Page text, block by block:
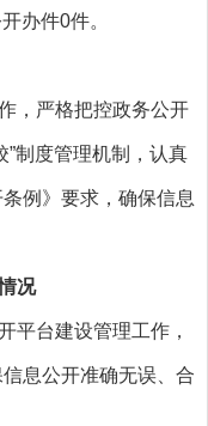
办件0件。
，严格把控政务公开
”制度管理机制，认真
例》要求，确保信息
况
平台建设管理工作，
息公开准确无误、合